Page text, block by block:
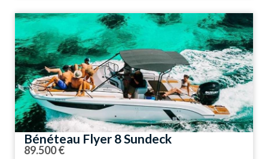
Bénéteau Flyer 8 Sundeck
89.500 €